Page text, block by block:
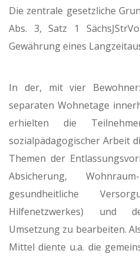
Die zentrale gesetzliche
Abs. 3, Satz 1
Gewährung eines
In der, mit vier
separaten Wohnetage
erhielten die
sozialpädagogischer Arbeit
Themen der
Absicherung,
gesundheitliche
Hilfenetzwerkes) und
Umsetzung zu bearbeiten.
Mittel diente u.a. die